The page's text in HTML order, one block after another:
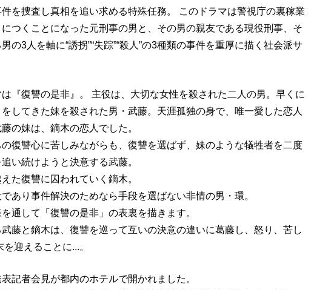
を捜査し真相を追い求める特殊任務。 このドラマは警視庁の裏稼業
つくことになった元刑事の男と、その男の親友である現役刑事、そ
の3人を軸に“誘拐”“失踪”“殺人”の3種類の事件を重厚に描く社会派サ
『復讐の是非』。 主役は、大切な女性を殺された二人の男。早くに
してきた妹を殺された男・武藤。天涯孤独の身で、唯一愛した恋人
の妹は、鏑木の恋人でした。
復讐心に苦しみながらも、復讐を選ばず、妹のような犠牲者を二度
い続けようと決意する武藤。
た復讐に囚われていく鏑木。
あり事件解決のためなら手段を選ばない非情の男・環。
通して「復讐の是非」の表裏を描きます。
藤と鏑木は、復讐を巡って互いの決意の違いに葛藤し、怒り、苦し
迎えることに...。
記者会見が都内のホテルで開かれました。